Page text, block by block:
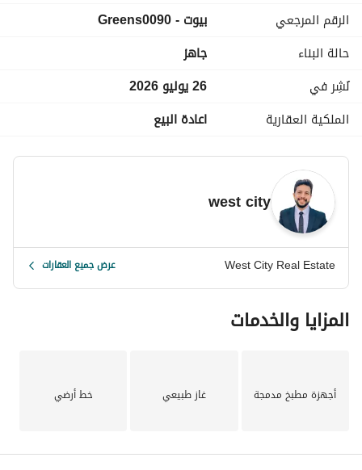
الرئيسية.
للاستعلام
عرض معلومات الاتصال
الرقم المرجعي
بيوت - Greens0090
حالة البناء
جاهز
نُشِر في
26 يوليو 2026
الملكية العقارية
اعادة البيع
west city
West City Real Estate عرض جميع العقارات
المزايا والخدمات
أجهزة مطبخ مدمجة غاز طبيعي خط أرضي